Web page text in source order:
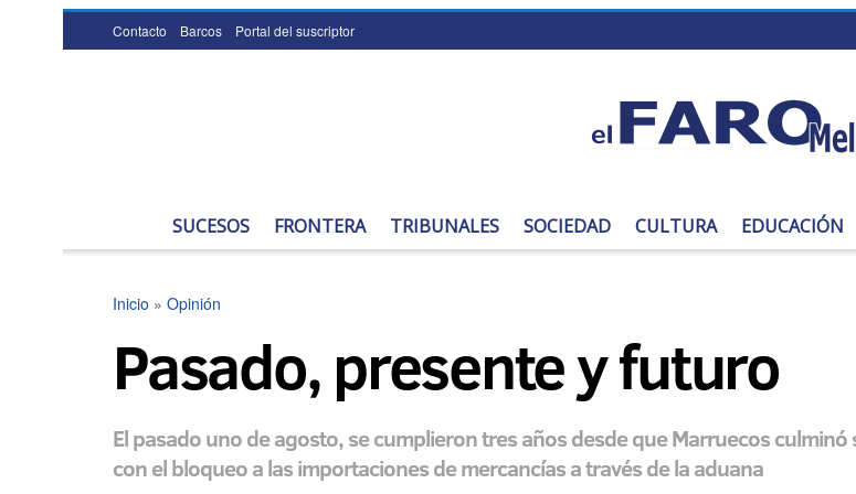
Contacto Barcos Portal del suscriptor
SUCESOS FRONTERA TRIBUNALES SOCIEDAD CULTURA EDUCACIÓN
Inicio » Opinión
Pasado, presente y futuro
El pasado uno de agosto, se cumplieron tres años desde que Marruecos
con el bloqueo a las importaciones de mercancías a través de la aduana